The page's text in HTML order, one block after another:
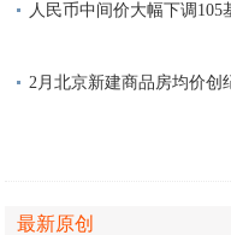
人民币中间价大幅下调105
2月北京新建商品房均价创
最新原创